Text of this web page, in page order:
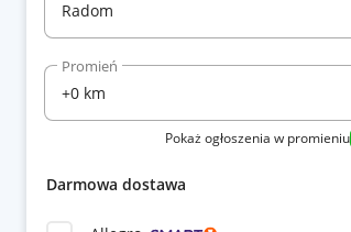
Promień
Pokaż ogłoszenia w promieniu
Darmowa dostawa